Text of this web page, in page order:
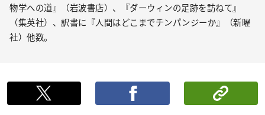
物学への道』（岩波書店）、『ダーウィンの足跡を訪ねて』
（集英社）、訳書に『人間はどこまでチンパンジーか』（新曜
社）他数。
ポストする シ